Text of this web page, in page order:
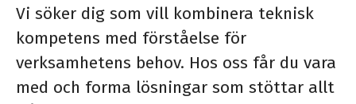
Vi söker dig som vill kombinera teknisk
kompetens med förståelse för
verksamhetens behov. Hos oss får du vara
med och forma lösningar som stöttar allt